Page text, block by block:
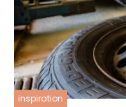
inspiration